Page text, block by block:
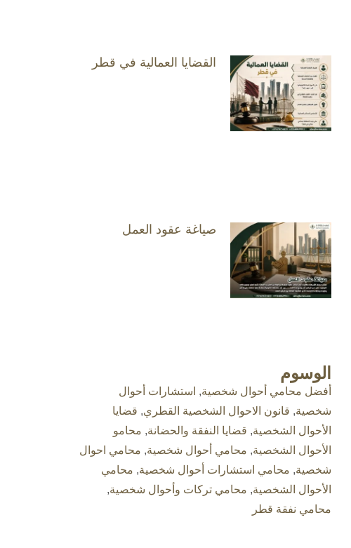
القضايا العمالية في قطر
صياغة عقود العمل
الوسوم
أفضل محامي أحوال شخصية, استشارات أحوال
شخصية, قانون الاحوال الشخصية القطري, قضايا
الأحوال الشخصية, قضايا النفقة والحضانة, محامو
الأحوال الشخصية, محامي أحوال شخصية, محامي احوال
شخصية, محامي استشارات أحوال شخصية, محامي
الأحوال الشخصية, محامي تركات وأحوال شخصية,
محامي نفقة قطر